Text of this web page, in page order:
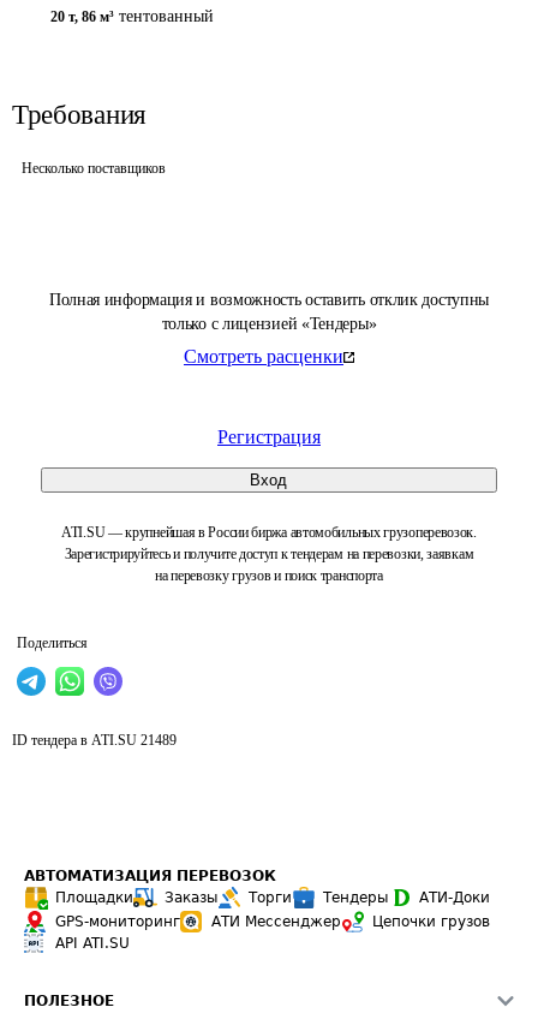
Полная информация и возможность оставить отклик доступны
только с лицензией «Тендеры»
Смотреть расценки
Регистрация
Вход
ATI.SU — крупнейшая в России биржа автомобильных грузоперевозок.
Зарегистрируйтесь и получите доступ к тендерам на перевозки, заявкам
на перевозку грузов и поиск транспорта
Поделиться
20 т, 86 м³ тентованный
Требования
Несколько поставщиков
ID тендера в ATI.SU 21489
АВТОМАТИЗАЦИЯ ПЕРЕВОЗОК
Площадки
Заказы Торги Тендеры
АТИ-Доки
GPS-мониторинг
АТИ Мессенджер
Цепочки грузов
API ATI.SU
ПОЛЕЗНОЕ